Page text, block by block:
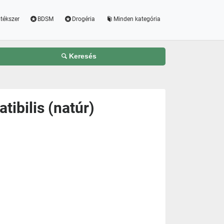
BDSM Drogéria Minden kategória
Keresés
(natúr)